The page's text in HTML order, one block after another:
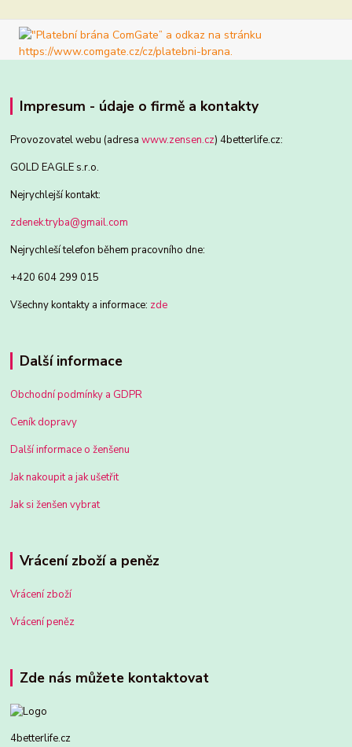
Impresum - údaje o firmě a kontakty
Provozovatel webu (adresawww.zensen.cz) 4betterlife.cz:
GOLD EAGLE s.r.o.
Nejrychlejší kontakt:
zdenek.tryba@gmail.com
Nejrychleší telefon během pracovního dne:
+420 604 299 015
Všechny kontakty a informace: zde
Další informace
Obchodní podmínky a GDPR
Ceník dopravy
Další informace o ženšenu
Jak nakoupit a jak ušetřit
Jak si ženšen vybrat
Vrácení zboží a peněz
Vrácení zboží
Vrácení peněz
Zde nás můžete kontaktovat
4betterlife.cz